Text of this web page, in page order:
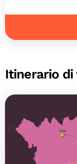
Itinerario di